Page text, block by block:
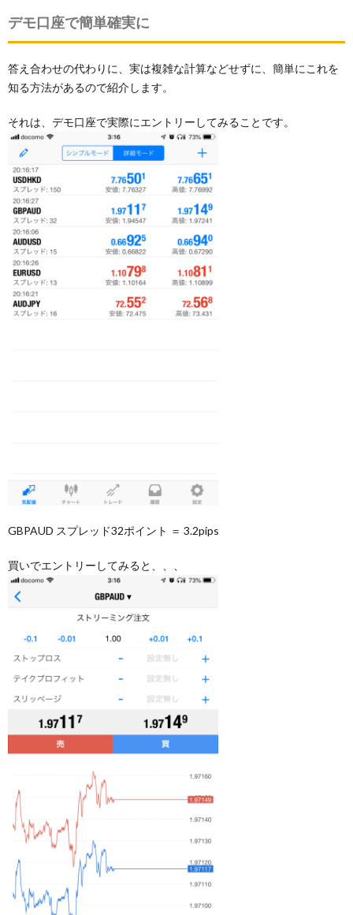
デモ口座で簡単確実に
答え合わせの代わりに、実は複雑な計算などせずに、簡単にこれを
知る方法があるので紹介します。
それは、デモ口座で実際にエントリーしてみることです。
GBPAUD スプレッド32ポイント ＝ 3.2pips
買いでエントリーしてみると、、、